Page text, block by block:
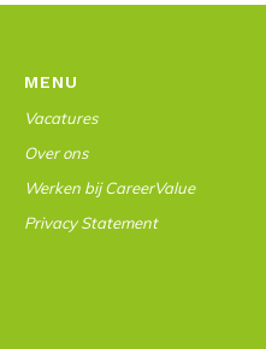
MENU
Vacatures
Over ons
Werken bij CareerValue
Privacy Statement